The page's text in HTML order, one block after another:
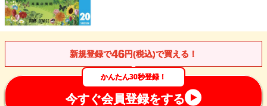
新規登録で46円(税込)で買える！
かんたん30秒登録！
今すぐ会員登録をする